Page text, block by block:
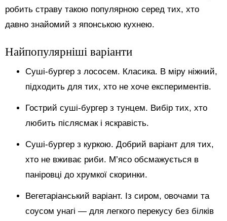
робить страву такою популярною серед тих, хто
давно знайомий з японською кухнею.
Найпопулярніші варіанти
Суші-бургер з лососем. Класика. В міру ніжний,
підходить для тих, хто не хоче експериментів.
Гострий суші-бургер з тунцем. Вибір тих, хто
любить післясмак і яскравість.
Суші-бургер з куркою. Добрий варіант для тих,
хто не вживає риби. М’ясо обсмажується в
паніровці до хрумкої скоринки.
Вегетаріанський варіант. Із сиром, овочами та
соусом унагі — для легкого перекусу без білків